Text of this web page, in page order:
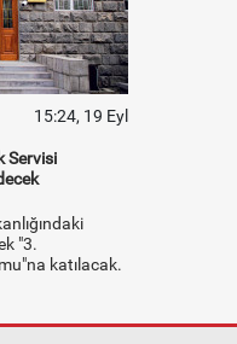
15:24, 19 Eyl
Servisi
"3.
katılacak.